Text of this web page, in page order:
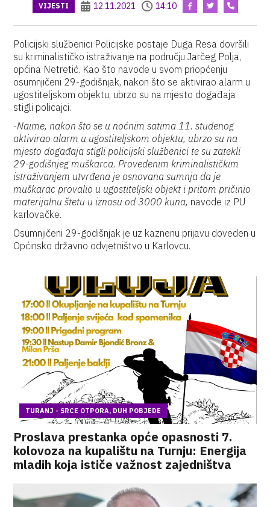
VIJESTI 12.11.2021 14:10
Policijski službenici Policijske postaje Duga Resa dovršili
su kriminalističko istraživanje na području Jarčeg Polja,
općina Netretić. Kao što navode u svom priopćenju
osumnjičeni 29-godišnjak, nakon što se aktivirao alarm u
ugostiteljskom objektu, ubrzo su na mjesto događaja
stigli policajci.
-Naime, nakon što se u noćnim satima 11. studenog
aktivirao alarm u ugostiteljskom objektu, ubrzo su na
mjesto događaja stigli policijski službenici te su zatekli
29-godišnjeg muškarca. Provedenim kriminalističkim
istraživanjem utvrđena je osnovana sumnja da je
muškarac provalio u ugostiteljski objekt i pritom pričinio
materijalnu štetu u iznosu od 3000 kuna, navode iz PU
karlovačke.
Osumnjičeni 29-godišnjak je uz kaznenu prijavu doveden u
Općinsko državno odvjetništvo u Karlovcu.
TURANJ - SRCE OTPORA, DUH POBJEDE
Proslava prestanka opće opasnosti 7.
kolovoza na kupalištu na Turnju: Energija
mladih koja ističe važnost zajedništva